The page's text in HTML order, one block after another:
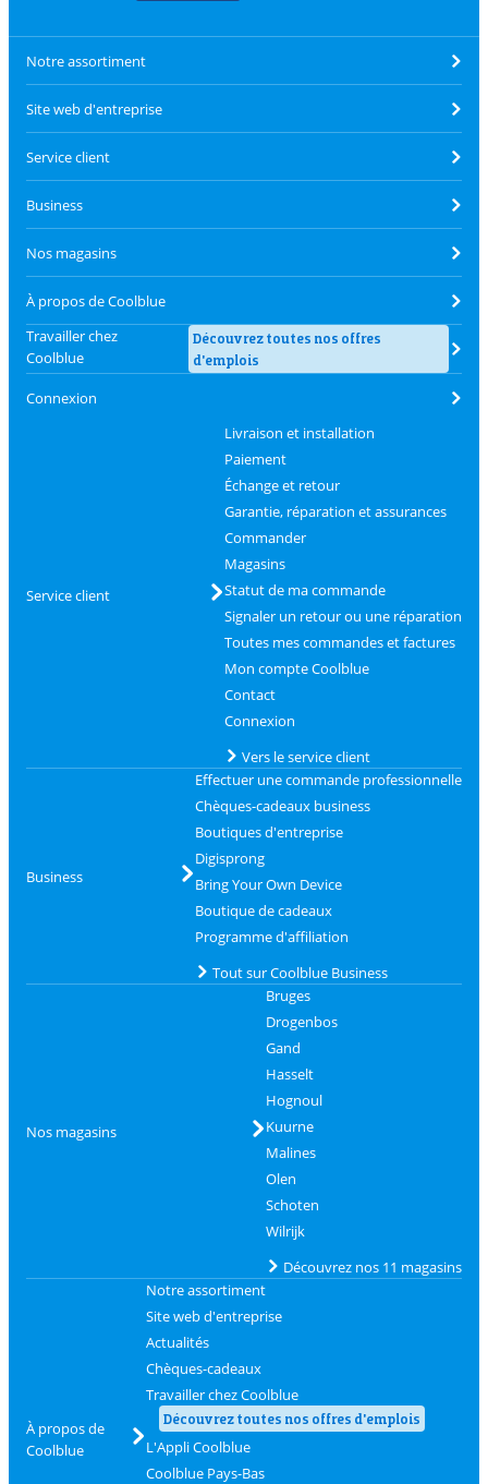
Notre assortiment
Site web d'entreprise
Service client
Business
Nos magasins
À propos de Coolblue
Travailler chez
Coolblue
Découvrez toutes nos offres
d'emplois
Connexion
Service client
Livraison et installation
Paiement
Échange et retour
Garantie, réparation et assurances
Commander
Magasins
Statut de ma commande
Signaler un retour ou une réparation
Toutes mes commandes et factures
Mon compte Coolblue
Contact
Connexion
Vers le service client
Business
Effectuer une commande professionnelle
Chèques-cadeaux business
Boutiques d'entreprise
Digisprong
Bring Your Own Device
Boutique de cadeaux
Programme d'affiliation
Tout sur Coolblue Business
Nos magasins
Bruges
Drogenbos
Gand
Hasselt
Hognoul
Kuurne
Malines
Olen
Schoten
Wilrijk
Découvrez nos 11 magasins
À propos de
Coolblue
Notre assortiment
Site web d'entreprise
Actualités
Chèques-cadeaux
Travailler chez Coolblue
Découvrez toutes nos offres d'emplois
L'Appli Coolblue
Coolblue Pays-Bas